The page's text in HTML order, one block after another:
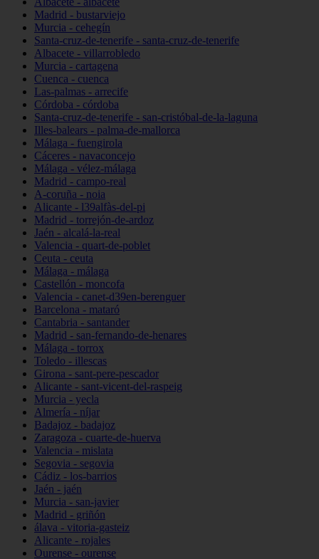
Madrid - bustarviejo
Murcia - cehegín
Santa-cruz-de-tenerife - santa-cruz-de-tenerife
Albacete - villarrobledo
Murcia - cartagena
Cuenca - cuenca
Las-palmas - arrecife
Córdoba - córdoba
Santa-cruz-de-tenerife - san-cristóbal-de-la-laguna
Illes-balears - palma-de-mallorca
Málaga - fuengirola
Cáceres - navaconcejo
Málaga - vélez-málaga
Madrid - campo-real
A-coruña - noia
Alicante - l39alfàs-del-pi
Madrid - torrejón-de-ardoz
Jaén - alcalá-la-real
Valencia - quart-de-poblet
Ceuta - ceuta
Málaga - málaga
Castellón - moncofa
Valencia - canet-d39en-berenguer
Barcelona - mataró
Cantabria - santander
Madrid - san-fernando-de-henares
Málaga - torrox
Toledo - illescas
Girona - sant-pere-pescador
Alicante - sant-vicent-del-raspeig
Murcia - yecla
Almería - níjar
Badajoz - badajoz
Zaragoza - cuarte-de-huerva
Valencia - mislata
Segovia - segovia
Cádiz - los-barrios
Jaén - jaén
Murcia - san-javier
Madrid - griñón
álava - vitoria-gasteiz
Alicante - rojales
Ourense - ourense